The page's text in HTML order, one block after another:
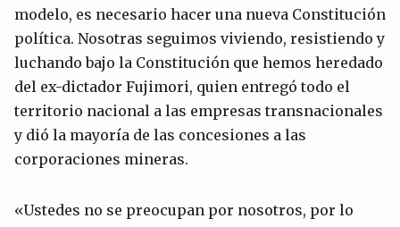
modelo, es necesario hacer una nueva Constitución
política. Nosotras seguimos viviendo, resistiendo y
luchando bajo la Constitución que hemos heredado
del ex-dictador Fujimori, quien entregó todo el
territorio nacional a las empresas transnacionales
y dió la mayoría de las concesiones a las
corporaciones mineras.
«Ustedes no se preocupan por nosotros, por lo